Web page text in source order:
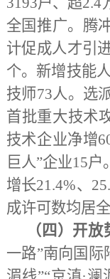
全国推广。腾
计促成人才引
个。新增技能
技师73人。选
首批重大技术
技术企业净增
巨人”企业15
增长21.4%、
成许可数均居全
（四）开放
一路”南向国际